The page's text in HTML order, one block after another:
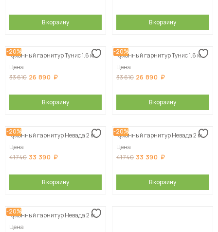
В корзину В корзину
-20%
Кухонный гарнитур Тунис 1.6 м
Цена
33 610 26 890
В корзину
-20%
Кухонный гарнитур Тунис 1.6 м
Цена
33 610 26 890
В корзину
-20%
Кухонный гарнитур Невада 2 м
Цена
41 740 33 390
В корзину
-20%
Кухонный гарнитур Невада 2 м
Цена
41 740 33 390
В корзину
-20%
Кухонный гарнитур Невада 2 м
Цена